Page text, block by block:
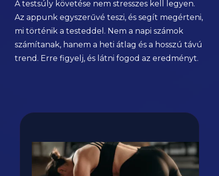
A testsúly követése nem stresszes kell legyen.
Az appunk egyszerűvé teszi, és segít megérteni,
mi történik a testeddel. Nem a napi számok
számítanak, hanem a heti átlag és a hosszú távú
trend. Erre figyelj, és látni fogod az eredményt.
Fogyj, izmosodj te is a
GetFIT App-al!